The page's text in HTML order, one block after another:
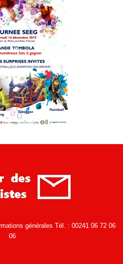
générales Tél. : 00241 06 72 06
06